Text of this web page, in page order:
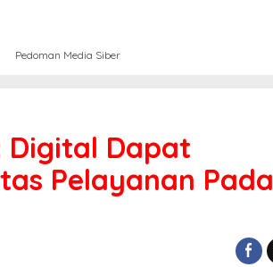
Pedoman Media Siber
Digital Dapat
Pelayanan Pada